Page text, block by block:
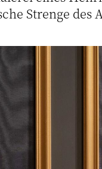
Strenge des